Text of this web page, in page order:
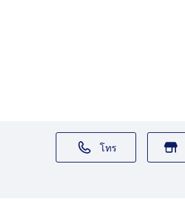
โทร